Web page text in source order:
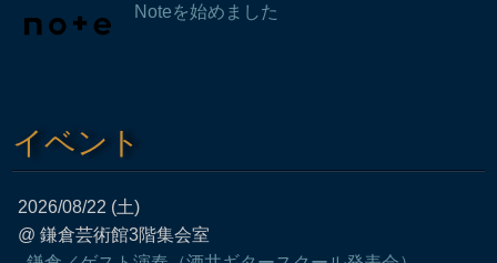
Noteを始めました
イベント
2026/08/22 (土)
@ 鎌倉芸術館3階集会室